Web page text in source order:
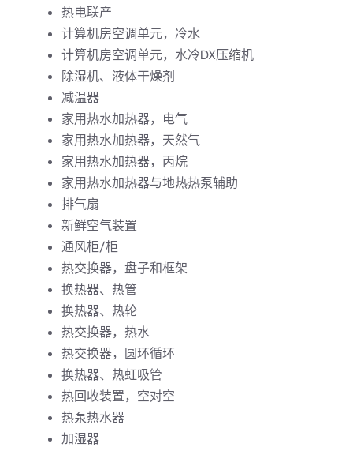
热电联产
计算机房空调单元，冷水
计算机房空调单元，水冷DX压缩机
除湿机、液体干燥剂
减温器
家用热水加热器，电气
家用热水加热器，天然气
家用热水加热器，丙烷
家用热水加热器与地热热泵辅助
排气扇
新鲜空气装置
通风柜/柜
热交换器，盘子和框架
换热器、热管
换热器、热轮
热交换器，热水
热交换器，圆环循环
换热器、热虹吸管
热回收装置，空对空
热泵热水器
加湿器